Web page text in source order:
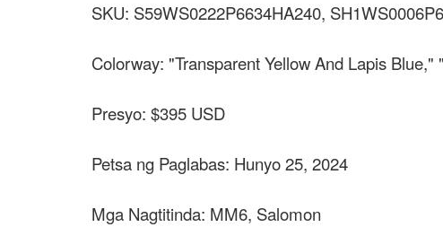
SKU: S59WS0222P6634HA240,
Colorway: "Transparent Yellow And Lapis
Presyo: $395 USD
Petsa ng Paglabas: Hunyo 25, 2024
Mga Nagtitinda: MM6, Salomon